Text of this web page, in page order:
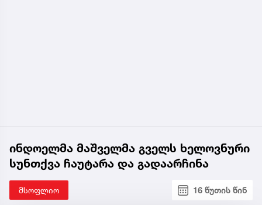
ინდოელმა მაშველმა გველს ხელოვნური
სუნთქვა ჩაუტარა და გადაარჩინა
მსოფლიო 16 წუთის წინ